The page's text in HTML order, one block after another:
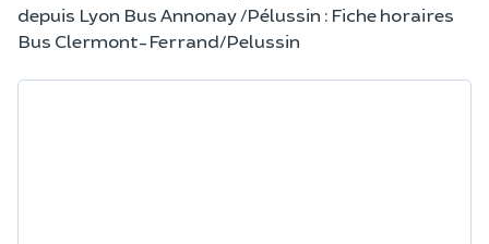
depuis Lyon Bus Annonay /Pélussin : Fiche horaires
Bus Clermont-Ferrand/Pelussin